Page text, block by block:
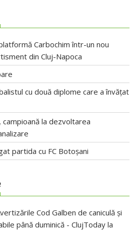
Carbochim într-un nou
din Cluj-Napoca
cu două diplome care a învățat
campioană la dezvoltarea
partida cu FC Botoșani
Cod Galben de caniculă și
până duminică - ClujToday la